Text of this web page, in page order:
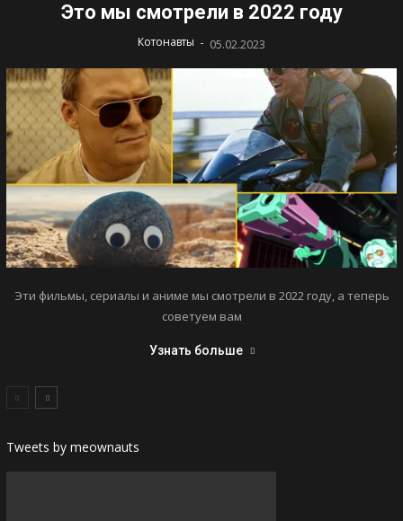
Это мы смотрели в 2022 году
Котонавты - 05.02.2023
Эти фильмы, сериалы и аниме мы смотрели в 2022 году, а теперь
советуем вам
Узнать больше
Tweets by meownauts